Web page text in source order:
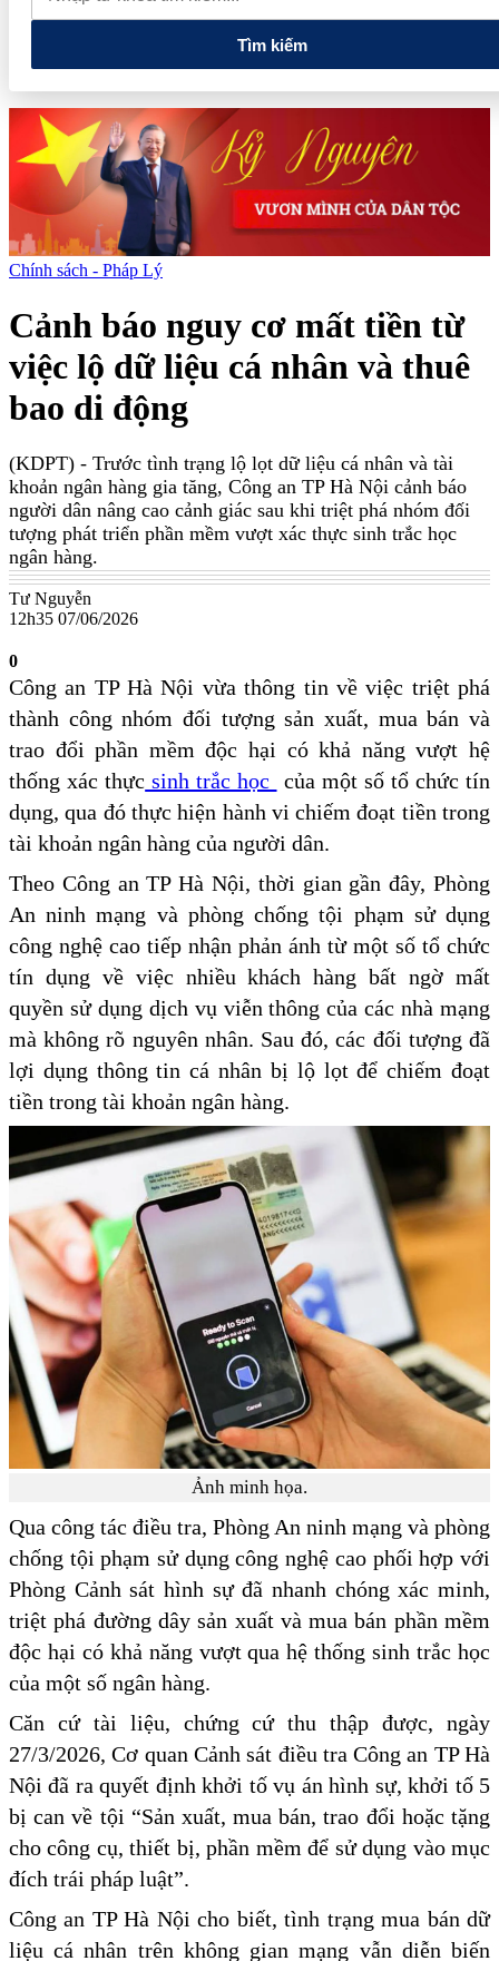
giới
Thiết kế kiến trúc biểu tượng của Newtown Diamond được
vinh danh tại Dot Property Awards 2026
Tìm kiếm
Chính sách - Pháp Lý
Cảnh báo nguy cơ mất tiền từ
việc lộ dữ liệu cá nhân và thuê
bao di động
(KDPT) - Trước tình trạng lộ lọt dữ liệu cá nhân và tài
khoản ngân hàng gia tăng, Công an TP Hà Nội cảnh báo
người dân nâng cao cảnh giác sau khi triệt phá nhóm đối
tượng phát triển phần mềm vượt xác thực sinh trắc học
ngân hàng.
Tư Nguyễn
12h35 07/06/2026
0
Công an TP Hà Nội vừa thông tin về việc triệt phá
thành công nhóm đối tượng sản xuất, mua bán và
trao đổi phần mềm độc hại có khả năng vượt hệ
thống xác thực sinh trắc học
của một số tổ chức tín
dụng, qua đó thực hiện hành vi chiếm đoạt tiền trong
tài khoản ngân hàng của người dân.
Theo Công an TP Hà Nội, thời gian gần đây, Phòng
An ninh mạng và phòng chống tội phạm sử dụng
công nghệ cao tiếp nhận phản ánh từ một số tổ chức
tín dụng về việc nhiều khách hàng bất ngờ mất
quyền sử dụng dịch vụ viễn thông của các nhà mạng
mà không rõ nguyên nhân. Sau đó, các đối tượng đã
lợi dụng thông tin cá nhân bị lộ lọt để chiếm đoạt
tiền trong tài khoản ngân hàng.
Ảnh minh họa.
Qua công tác điều tra, Phòng An ninh mạng và phòng
chống tội phạm sử dụng công nghệ cao phối hợp với
Phòng Cảnh sát hình sự đã nhanh chóng xác minh,
triệt phá đường dây sản xuất và mua bán phần mềm
độc hại có khả năng vượt qua hệ thống sinh trắc học
của một số ngân hàng.
Căn cứ tài liệu, chứng cứ thu thập được, ngày
27/3/2026, Cơ quan Cảnh sát điều tra Công an TP Hà
Nội đã ra quyết định khởi tố vụ án hình sự, khởi tố 5
bị can về tội “Sản xuất, mua bán, trao đổi hoặc tặng
cho công cụ, thiết bị, phần mềm để sử dụng vào mục
đích trái pháp luật”.
Công an TP Hà Nội cho biết, tình trạng mua bán dữ
liệu cá nhân trên không gian mạng vẫn diễn biến